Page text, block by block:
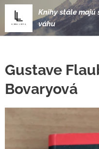
Knihy stále majú
váhu
Gustave
Bovaryová